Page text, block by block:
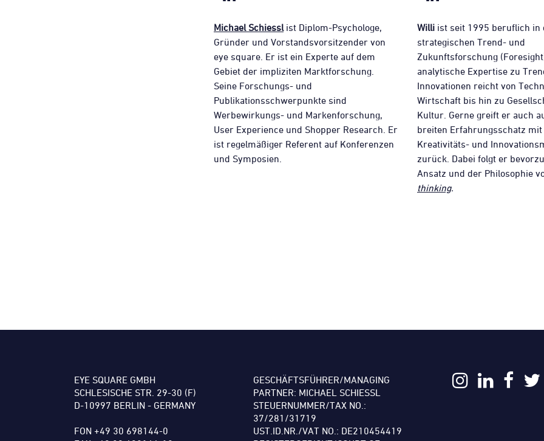
Michael Schiesslist Diplom-Psychologe,
Gründer und Vorstandsvorsitzender von
eye square. Er ist ein Experte auf dem
Gebiet der impliziten Marktforschung.
Seine Forschungs- und
Publikationsschwerpunkte sind
Werbewirkungs- und Markenforschung,
User Experience und Shopper Research. Er
ist regelmäßiger Referent auf Konferenzen
und Symposien.
Willi ist seit 1995 beruflich in
strategischen Trend- und
Zukunftsforschung
analytische Expertise zu
Innovationen reicht von
Wirtschaft bis hin zu
Kultur. Gerne greift er auch
breiten Erfahrungsschatz
Kreativitäts- und
zurück. Dabei folgt er
Ansatz und der Philosophie
thinking.
EYE SQUARE GMBH
SCHLESISCHE STR. 29-30 (F)
D-10997 BERLIN - GERMANY
FON +49 30 698144-0
GESCHÄFTSFÜHRER/MANAGING
PARTNER: MICHAEL SCHIESSL
STEUERNUMMER/TAX NO.:
37/281/31719
UST.ID.NR./VAT NO.: DE210454419